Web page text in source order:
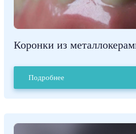
Коронки из
Подробнее